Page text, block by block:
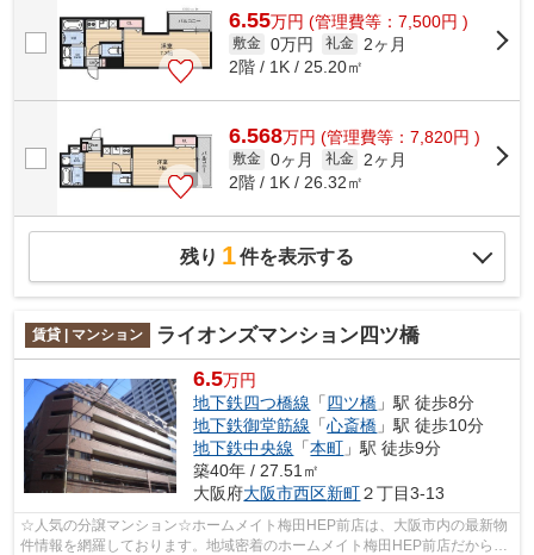
6.55万円 (管理費等：7,500円 )
敷金 0万円 礼金
2ヶ月
2階 / 1K / 25.20㎡
6.568万円 (管理費等：7,820円 )
敷金 0ヶ月 礼金
2ヶ月
2階 / 1K / 26.32㎡
残り 1件を表示する
賃貸 | マンション ライオンズマンション四ツ橋
6.5万円
地下鉄四つ橋線 「四ツ橋 」駅 徒歩8分
地下鉄御堂筋線 「心斎橋 」駅 徒歩10分
地下鉄中央線 「本町 」駅 徒歩9分
築40年 / 27.51㎡
大阪府大阪市西区新町２丁目3-13
☆人気の分譲マンション☆ホームメイト梅田HEP前店は、大阪市内の最新物
件情報を網羅しております。地域密着のホームメイト梅田HEP前店だからで